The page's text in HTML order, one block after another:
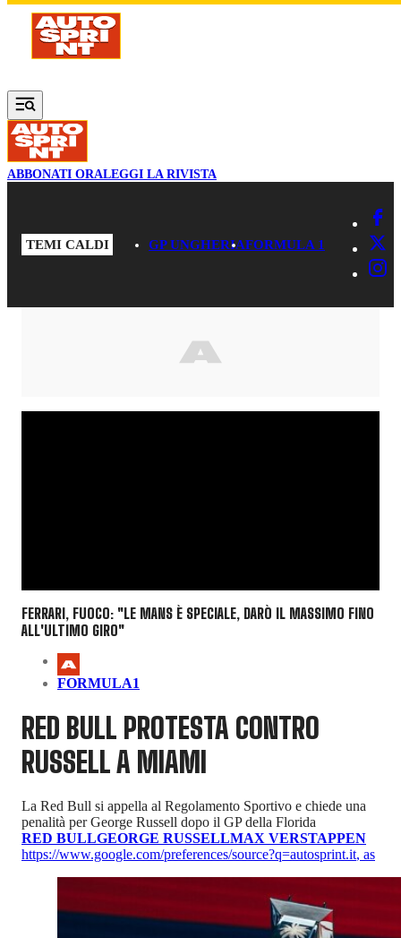
Vai al contenuto principale
ABBONATI ORALEGGI LA RIVISTA
TEMI CALDI GP UNGHERIAFORMULA 1
FERRARI, FUOCO: "LE MANS È SPECIALE, DARÒ IL MASSIMO FINO
ALL'ULTIMO GIRO"
FORMULA1
RED BULL PROTESTA CONTRO
RUSSELL A MIAMI
La Red Bull si appella al Regolamento Sportivo e chiede una
penalità per George Russell dopo il GP della Florida
RED BULLGEORGE RUSSELLMAX VERSTAPPEN
https://www.google.com/preferences/source?q=autosprint.it, as